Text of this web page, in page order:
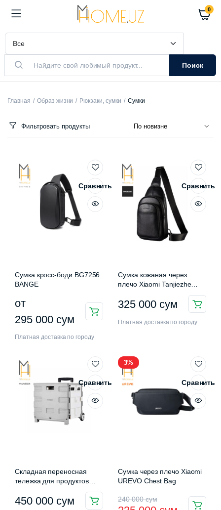
0
Поиск
Главная Образ жизни Рюкзаки, сумки Сумки
Фильтровать продукты
Сравнить
Сумка кросс-боди BG7256
BANGE
от
295 000 сум
Этот
имеет
вариаций.
Опции
можно
выбрать
странице
Платная доставка по городу
Сравнить
Сумка кожаная через
плечо Xiaomi Tanjiezhe
Leather Chest Bag (YG-
012)
325 000 сум
Платная доставка по городу
Сравнить
Складная переносная
тележка для продуктов
Storage Case 55L
450 000 сум
3%
Сравнить
Сумка через плечо Xiaomi
UREVO Chest Bag
240 000сум
Первоначальная
Текущая